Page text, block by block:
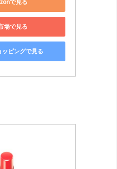
で見る
場で見る
ピングで見る